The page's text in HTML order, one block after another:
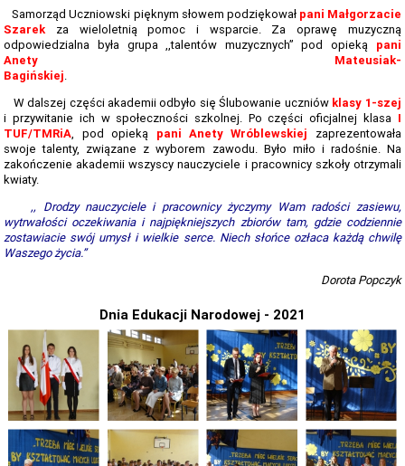
STATUTY SZKOŁY
PLAN IMPREZ I UROCZYSTOŚCI SZKOLNYCH 2025-2026
REGULAMINY SZKOŁY
PROGRAM PRACY SZKOŁY 2025-2026
RAPORT O STANIE ZAPEWNIENIA DOSTĘPNOŚCI PODMIOTU
PUBLICZNEGO
WYKAZ PODRĘCZNIKÓW DLA I, II, III, IV, V KLASY 2025/2026
DZIENNIK ELEKTRONICZNY
PROCEDURY NAUKI ZDALNEJ
BIBLIOTEKA SZKOLNA - GODZINY OTWARCIA
ZDJĘCIA GRUPOWE 2022 - 2023
Samorząd Uczniowski pięknym słowem podziękował pani Małgorzacie
Szarekza wieloletnią pomoc i wsparcie. Za oprawę muzyczną
odpowiedzialna była grupa ,,talentów muzycznych’’ pod opieką pani
Anety Mateusiak-
Bagińskiej.
W dalszej części akademii odbyło się Ślubowanie uczniów klasy 1-szej
i przywitanie ich w społeczności szkolnej. Po części oficjalnej klasa I
TUF/TMRiA, pod opieką pani Anety Wróblewskiej zaprezentowała
swoje talenty, związane z wyborem zawodu. Było miło i radośnie. Na
zakończenie akademii wszyscy nauczyciele i pracownicy szkoły otrzymali
kwiaty.
,, Drodzy nauczyciele i pracownicy życzymy Wam radości zasiewu,
wytrwałości oczekiwania i najpiękniejszych zbiorów tam, gdzie codziennie
zostawiacie swój umysł i wielkie serce. Niech słońce ozłaca każdą chwilę
Waszego życia.’’
Dorota Popczyk
Dnia Edukacji Narodowej - 2021